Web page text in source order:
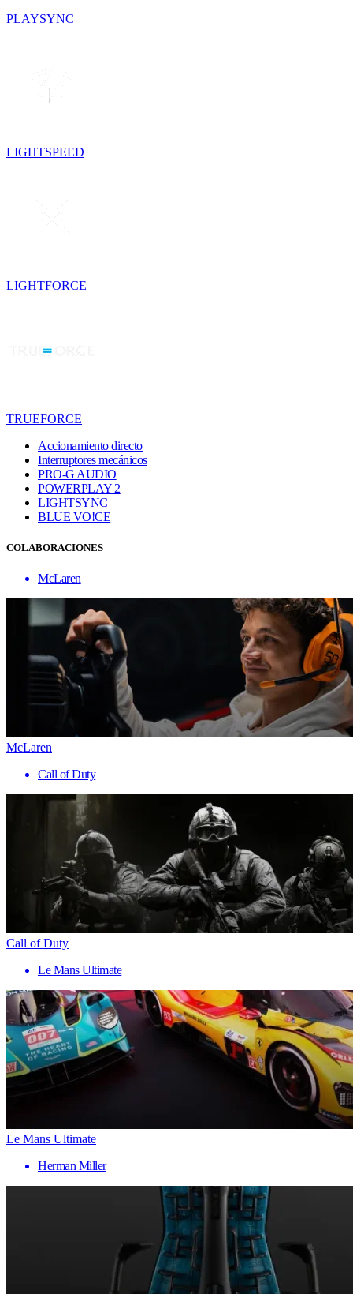
PLAYSYNC
LIGHTSPEED
LIGHTFORCE
TRUEFORCE
Accionamiento directo
Interruptores mecánicos
PRO-G AUDIO
POWERPLAY 2
LIGHTSYNC
BLUE VO!CE
COLABORACIONES
McLaren
McLaren
Call of Duty
Call of Duty
Le Mans Ultimate
Le Mans Ultimate
Herman Miller